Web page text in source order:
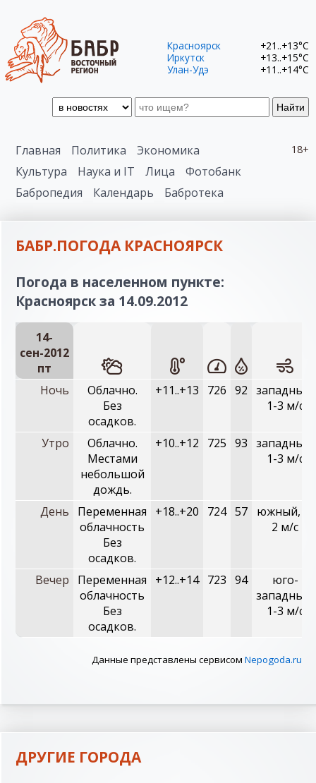
Найти
Красноярск
+21..+13°C
Иркутск
+13..+15°C
Улан-Удэ
+11..+14°C
18+
Главная Политика
Экономика
Культура
Наука и IT Лица
Фотобанк
Бабропедия
Календарь Бабротека
БАБР.ПОГОДА КРАСНОЯРСК
Погода в населенном пункте:
Красноярск за 14.09.2012
14-
сен-2012
пт
Ночь
Облачно.
Без
осадков.
+11..+13 726 92 западный,
1-3 м/с
Утро
Облачно.
Местами
небольшой
дождь.
+10..+12 725 93 западный,
1-3 м/с
День
Переменная
облачность
Без
осадков.
+18..+20 724 57
южный, 0-
2 м/с
Вечер
Переменная
облачность
Без
осадков.
+12..+14 723 94
юго-
западный,
1-3 м/с
Данные представлены сервисом Nepogoda.ru
ДРУГИЕ ГОРОДА